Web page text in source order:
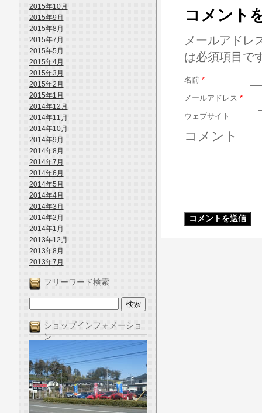
2015年10月
2015年9月
2015年8月
2015年7月
2015年5月
2015年4月
2015年3月
2015年2月
2015年1月
2014年12月
2014年11月
2014年10月
2014年9月
2014年8月
2014年7月
2014年6月
2014年5月
2014年4月
2014年3月
2014年2月
2014年1月
2013年12月
2013年8月
2013年7月
フリーワード検索
ショップインフォメーショ
ン
コメント
メールアドレ
は必須項目で
名前 *
メールアドレス *
ウェブサイト
コメント